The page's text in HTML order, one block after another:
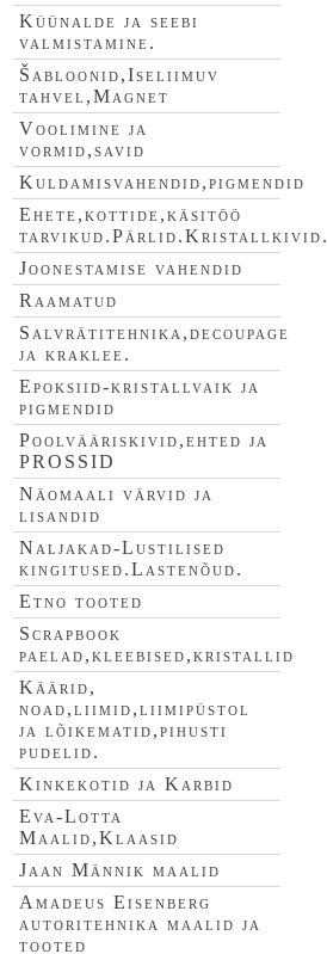
Küünalde ja seebi
valmistamine.
Šabloonid,Iseliimuv
tahvel,Magnet
Voolimine ja
vormid,savid
Kuldamisvahendid,pigmendid
Ehete,kottide,käsitöö
tarvikud.Pärlid.Kristallkivid.
Joonestamise vahendid
Raamatud
Salvrätitehnika,decoupage
ja kraklee.
Epoksiid-kristallvaik ja
pigmendid
Poolvääriskivid,ehted ja
PROSSID
Näomaali värvid ja
lisandid
Naljakad-Lustilised
kingitused.Lastenõud.
Etno tooted
Scrapbook
paelad,kleebised,kristallid
Käärid,
noad,liimid,liimipüstol
ja lõikematid,pihusti
pudelid.
Kinkekotid ja Karbid
Eva-Lotta
Maalid,Klaasid
Jaan Männik maalid
Amadeus Eisenberg
autoritehnika maalid ja
tooted